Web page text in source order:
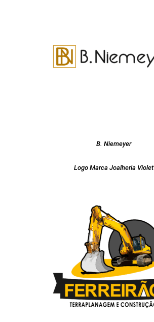
B. Niemeyer
Logo Marca Joalheria Violet